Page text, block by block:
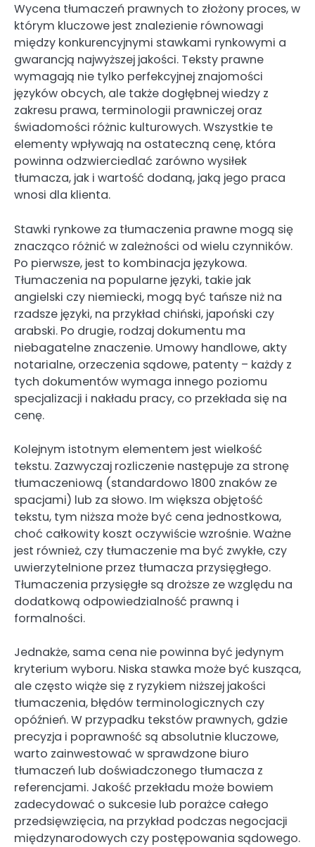
Wycena tłumaczeń prawnych to złożony proces, w
którym kluczowe jest znalezienie równowagi
między konkurencyjnymi stawkami rynkowymi a
gwarancją najwyższej jakości. Teksty prawne
wymagają nie tylko perfekcyjnej znajomości
języków obcych, ale także dogłębnej wiedzy z
zakresu prawa, terminologii prawniczej oraz
świadomości różnic kulturowych. Wszystkie te
elementy wpływają na ostateczną cenę, która
powinna odzwierciedlać zarówno wysiłek
tłumacza, jak i wartość dodaną, jaką jego praca
wnosi dla klienta.
Stawki rynkowe za tłumaczenia prawne mogą się
znacząco różnić w zależności od wielu czynników.
Po pierwsze, jest to kombinacja językowa.
Tłumaczenia na popularne języki, takie jak
angielski czy niemiecki, mogą być tańsze niż na
rzadsze języki, na przykład chiński, japoński czy
arabski. Po drugie, rodzaj dokumentu ma
niebagatelne znaczenie. Umowy handlowe, akty
notarialne, orzeczenia sądowe, patenty – każdy z
tych dokumentów wymaga innego poziomu
specjalizacji i nakładu pracy, co przekłada się na
cenę.
Kolejnym istotnym elementem jest wielkość
tekstu. Zazwyczaj rozliczenie następuje za stronę
tłumaczeniową (standardowo 1800 znaków ze
spacjami) lub za słowo. Im większa objętość
tekstu, tym niższa może być cena jednostkowa,
choć całkowity koszt oczywiście wzrośnie. Ważne
jest również, czy tłumaczenie ma być zwykłe, czy
uwierzytelnione przez tłumacza przysięgłego.
Tłumaczenia przysięgłe są droższe ze względu na
dodatkową odpowiedzialność prawną i
formalności.
Jednakże, sama cena nie powinna być jedynym
kryterium wyboru. Niska stawka może być kusząca,
ale często wiąże się z ryzykiem niższej jakości
tłumaczenia, błędów terminologicznych czy
opóźnień. W przypadku tekstów prawnych, gdzie
precyzja i poprawność są absolutnie kluczowe,
warto zainwestować w sprawdzone biuro
tłumaczeń lub doświadczonego tłumacza z
referencjami. Jakość przekładu może bowiem
zadecydować o sukcesie lub porażce całego
przedsięwzięcia, na przykład podczas negocjacji
międzynarodowych czy postępowania sądowego.